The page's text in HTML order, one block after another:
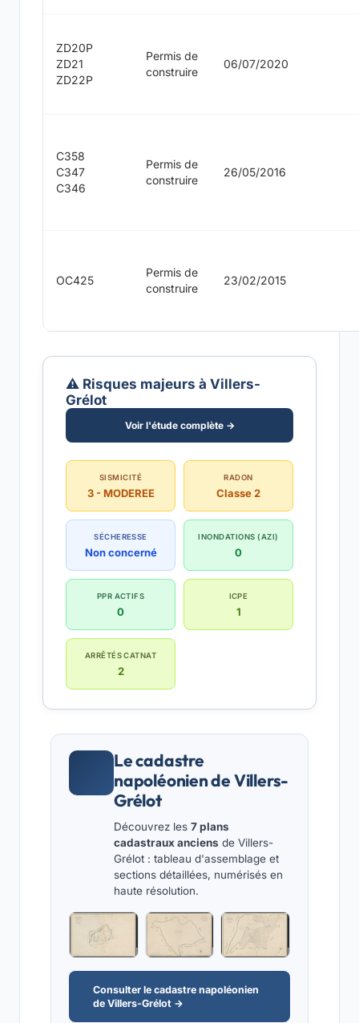
ZD20P
ZD21
ZD22P
Permis de
construire
06/07/2020
C358
C347
C346
Permis de
construire
26/05/2016
OC425
Permis de
construire
23/02/2015
⚠️ Risques majeurs à Villers-
Grélot
Voir l'étude complète →
SISMICITÉ
3 - MODEREE
RADON
Classe 2
SÉCHERESSE
Non concerné
INONDATIONS (AZI)
0
PPR ACTIFS
0
ICPE
1
ARRÊTÉS CATNAT
2
Le cadastre
napoléonien de Villers-
Grélot
Découvrez les 7 plans
cadastraux anciens de Villers-
Grélot : tableau d'assemblage et
sections détaillées, numérisés en
haute résolution.
Consulter le cadastre napoléonien
de Villers-Grélot →